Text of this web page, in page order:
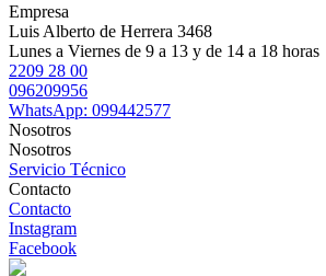
Empresa
Luis Alberto de Herrera 3468
Lunes a Viernes de 9 a 13 y de 14 a 18 horas
2209 28 00
096209956
WhatsApp: 099442577
Nosotros
Nosotros
Servicio Técnico
Contacto
Contacto
Instagram
Facebook